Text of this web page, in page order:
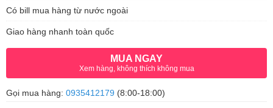
Có bill mua hàng từ nước ngoài
Giao hàng nhanh toàn quốc
MUA NGAY
Xem hàng, không thích không mua
Gọi mua hàng: 0935412179 (8:00-18:00)